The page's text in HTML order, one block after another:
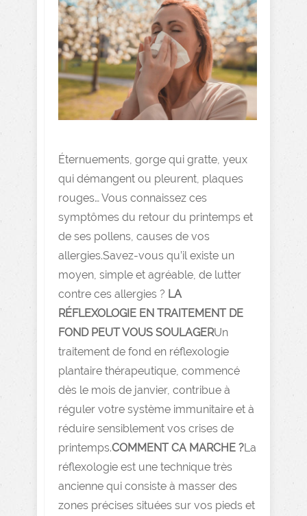
Éternuements, gorge qui gratte, yeux
qui démangent ou pleurent, plaques
rouges… Vous connaissez ces
symptômes du retour du printemps et
de ses pollens, causes de vos
allergies.Savez-vous qu’il existe un
moyen, simple et agréable, de lutter
contre ces allergies ? LA
RÉFLEXOLOGIE EN TRAITEMENT DE
FOND PEUT VOUS SOULAGERUn
traitement de fond en réflexologie
plantaire thérapeutique, commencé
dès le mois de janvier, contribue à
réguler votre système immunitaire et à
réduire sensiblement vos crises de
printemps.COMMENT CA MARCHE ?La
réflexologie est une technique très
ancienne qui consiste à masser des
zones précises situées sur vos pieds et